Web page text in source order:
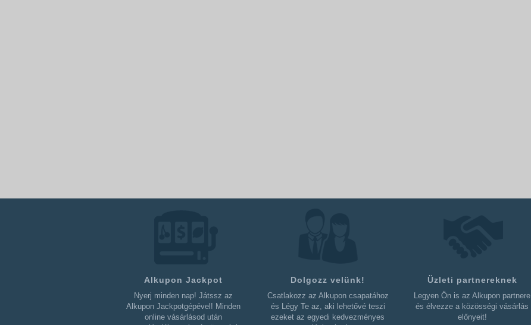
Alkupon Jackpot
Nyerj minden nap! Játssz az
Alkupon Jackpotgépével! Minden
online vásárlásod után
Dolgozz velünk!
Csatlakozz az Alkupon csapatához
és Légy Te az, aki lehetővé teszi
ezeket az egyedi kedvezményes
Üzleti partnereknek
Legyen Ön is az Alkupon partnere
és élvezze a közösségi vásárlás
előnyeit!